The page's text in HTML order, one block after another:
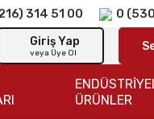
314 51 00 0
Giriş Yap
veya Üye Ol
ÜRÜNLER